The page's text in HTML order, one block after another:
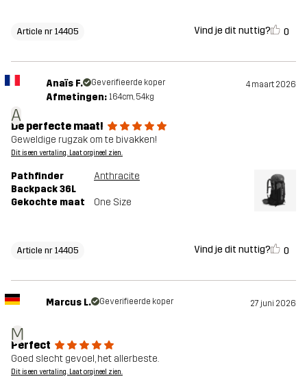
Article nr 14405 Vind je dit nuttig? 0
A
Anaïs F. Geverifieerde koper 4 maart 2026
Afmetingen: 164cm, 54kg
De perfecte maat!
Geweldige rugzak om te bivakken!
Dit is een vertaling. Laat orgineel zien.
Pathfinder
Backpack 36L
Anthracite
Gekochte maat One Size
Article nr 14405 Vind je dit nuttig? 0
M
Marcus L. Geverifieerde koper 27 juni 2026
Perfect
Goed slecht gevoel, het allerbeste.
Dit is een vertaling. Laat orgineel zien.